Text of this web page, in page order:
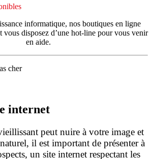
informatique, nos boutiques en ligne
vous disposez d’une hot-line pour vous venir
en aide.
internet
peut nuire à votre image et
il est important de présenter à
un site internet respectant les